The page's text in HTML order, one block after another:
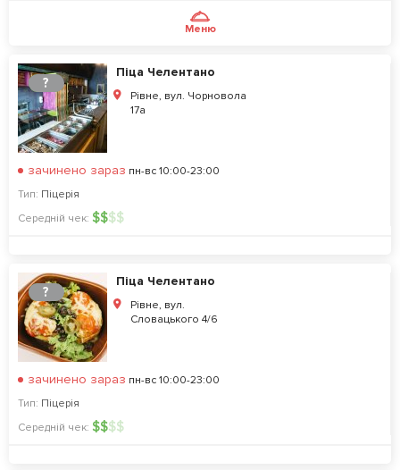
Меню
?
Піца Челентано
Рівне, вул. Чорновола
17а
зачинено зараз пн-вс 10:00-23:00
Тип: Піцерія
Середній чек: $$$$
?
Піца Челентано
Рівне, вул.
Словацького 4/6
зачинено зараз пн-вс 10:00-23:00
Тип: Піцерія
Середній чек: $$$$